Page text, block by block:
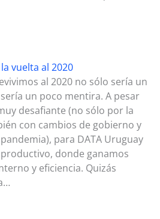
vuelta al 2020
al 2020 no sólo sería un
un poco mentira. A pesar
desafiante (no sólo por la
con cambios de gobierno y
para DATA Uruguay
donde ganamos
y eficiencia. Quizás